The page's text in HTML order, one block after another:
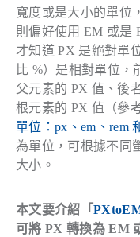
寬度或是大小的單位
則偏好使用 EM 或是
才知道 PX 是絕對單
比 %）是相對單位，
父元素的 PX 值、後
根元素的 PX 值（參
單位：px、em、rem
為單位，可根據不同
大小。
本文要介紹「
可將 PX 轉換為 EM